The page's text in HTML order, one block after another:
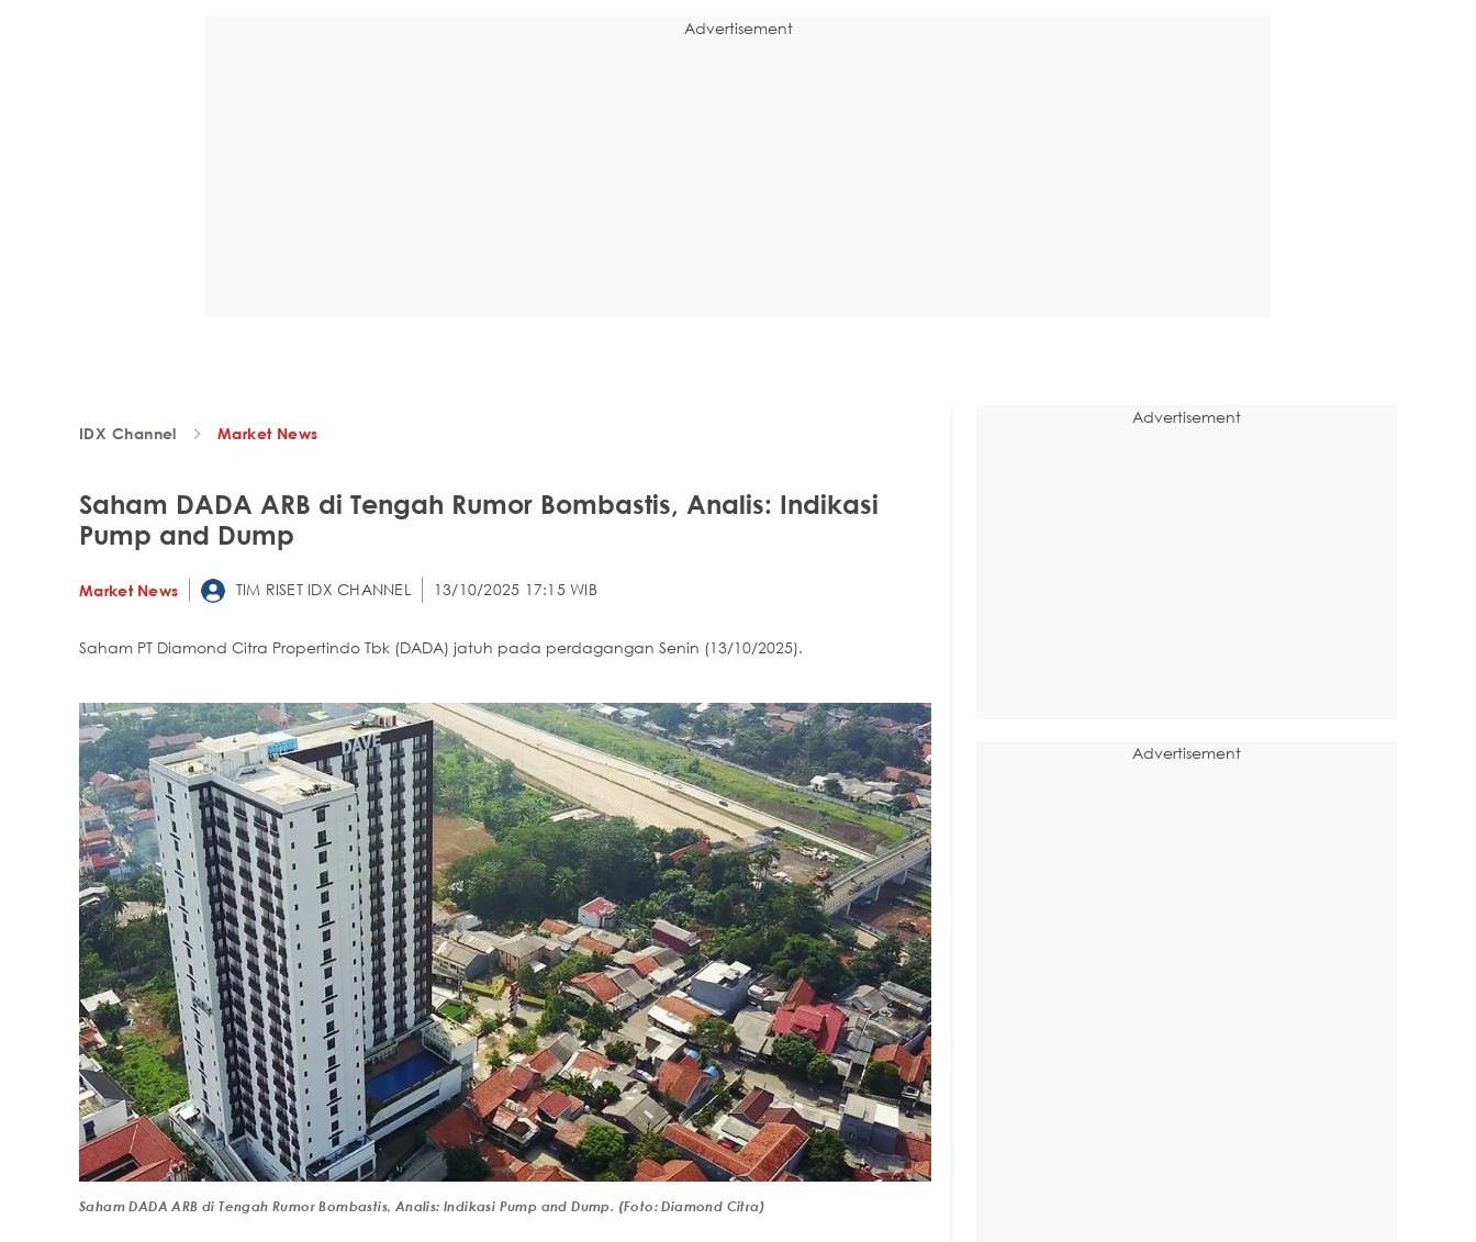
Advertisement
IDX Channel Market News
Saham DADA ARB di Tengah Rumor Bombastis, Analis: Indikasi
Pump and Dump
Market News TIM RISET IDX CHANNEL 13/10/2025 17:15 WIB
Saham PT Diamond Citra Propertindo Tbk (DADA) jatuh pada perdagangan Senin (13/10/2025).
Saham DADA ARB di Tengah Rumor Bombastis, Analis: Indikasi Pump and Dump. (Foto: Diamond Citra)
Advertisement
Advertisement